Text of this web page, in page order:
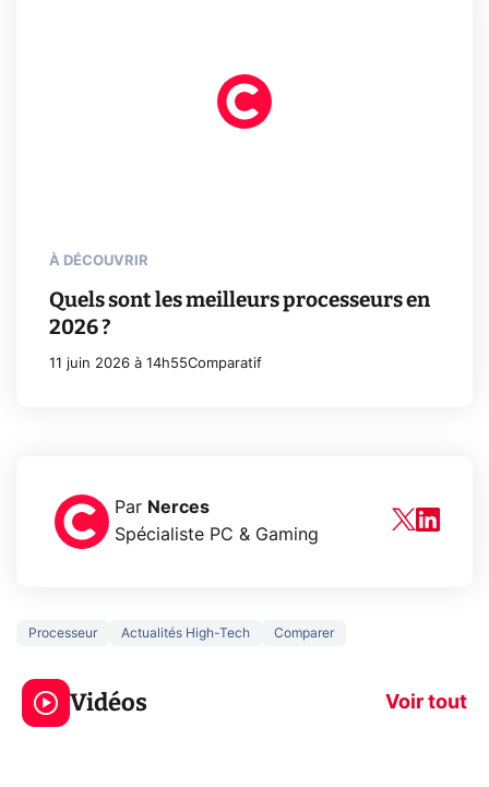
À DÉCOUVRIR
Quels sont les meilleurs processeurs en
2026 ?
11 juin 2026 à 14h55Comparatif
Par Nerces
Spécialiste PC & Gaming
Processeur Actualités High-Tech Comparer
Vidéos Voir tout
5 générations de
jeux dans la
prochaine Xbox !
navigation